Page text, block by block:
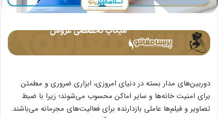
دوربین‌های مدار بسته در دنیای امروزی، ابزاری ضروری و مطمئن
برای امنیت خانه‌ها و سایر اماکن محسوب می‌شوند؛ زیرا با ضبط
تصاویر و فیلم‌ها عاملی بازدارنده برای فعالیت‌های مجرمانه می‌باشند.